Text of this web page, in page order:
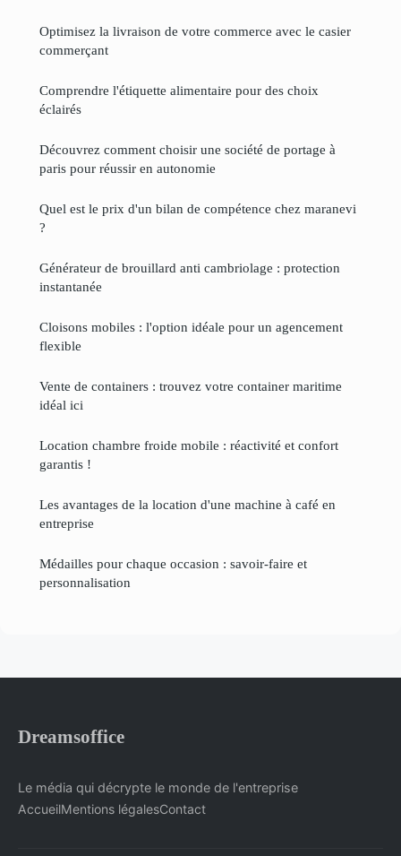
Optimisez la livraison de votre commerce avec le casier
commerçant
Comprendre l'étiquette alimentaire pour des choix
éclairés
Découvrez comment choisir une société de portage à
paris pour réussir en autonomie
Quel est le prix d'un bilan de compétence chez maranevi
?
Générateur de brouillard anti cambriolage : protection
instantanée
Cloisons mobiles : l'option idéale pour un agencement
flexible
Vente de containers : trouvez votre container maritime
idéal ici
Location chambre froide mobile : réactivité et confort
garantis !
Les avantages de la location d'une machine à café en
entreprise
Médailles pour chaque occasion : savoir-faire et
personnalisation
Dreamsoffice
Le média qui décrypte le monde de l'entreprise
AccueilMentions légalesContact